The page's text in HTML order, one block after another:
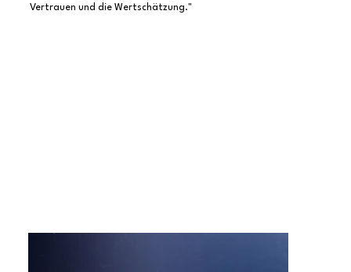
Vertrauen und die Wertschätzung."